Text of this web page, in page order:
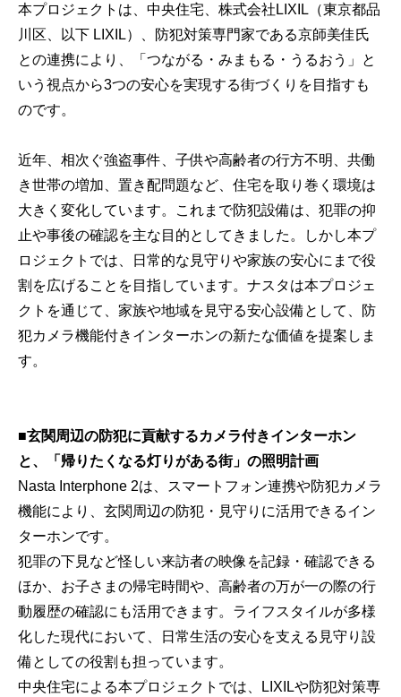
本プロジェクトは、中央住宅、株式会社LIXIL（東京都品
川区、以下 LIXIL）、防犯対策専門家である京師美佳氏
との連携により、「つながる・みまもる・うるおう」と
いう視点から3つの安心を実現する街づくりを目指すも
のです。
近年、相次ぐ強盗事件、子供や高齢者の行方不明、共働
き世帯の増加、置き配問題など、住宅を取り巻く環境は
大きく変化しています。これまで防犯設備は、犯罪の抑
止や事後の確認を主な目的としてきました。しかし本プ
ロジェクトでは、日常的な見守りや家族の安心にまで役
割を広げることを目指しています。ナスタは本プロジェ
クトを通じて、家族や地域を見守る安心設備として、防
犯カメラ機能付きインターホンの新たな価値を提案しま
す。
■玄関周辺の防犯に貢献するカメラ付きインターホン
と、「帰りたくなる灯りがある街」の照明計画
Nasta Interphone 2は、スマートフォン連携や防犯カメラ
機能により、玄関周辺の防犯・見守りに活用できるイン
ターホンです。
犯罪の下見など怪しい来訪者の映像を記録・確認できる
ほか、お子さまの帰宅時間や、高齢者の万が一の際の行
動履歴の確認にも活用できます。ライフスタイルが多様
化した現代において、日常生活の安心を支える見守り設
備としての役割も担っています。
中央住宅による本プロジェクトでは、LIXILや防犯対策専